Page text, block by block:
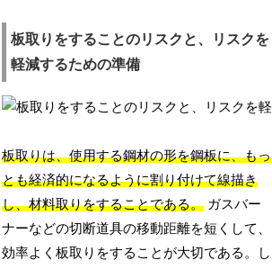
板取りをすることのリスクと、リスクを
軽減するための準備
板取りは、使用する鋼材の形を鋼板に、もっ
とも経済的になるように割り付けて線描き
し、材料取りをすることである。 ガスバー
ナーなどの切断道具の移動距離を短くして、
効率よく板取りをすることが大切である。し